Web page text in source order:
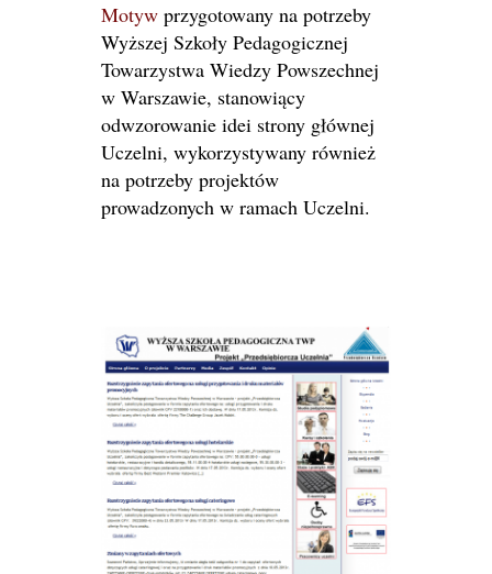
Motyw przygotowany na potrzeby
Wyższej Szkoły Pedagogicznej
Towarzystwa Wiedzy Powszechnej
w Warszawie, stanowiący
odwzorowanie idei strony głównej
Uczelni, wykorzystywany również
na potrzeby projektów
prowadzonych w ramach Uczelni.